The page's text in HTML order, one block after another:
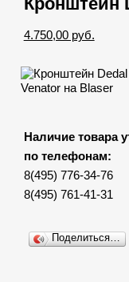
4.750,00 руб.
Наличие товара
по телефонам:
8(495) 776-34-76
8(495) 761-41-31
Поделиться…